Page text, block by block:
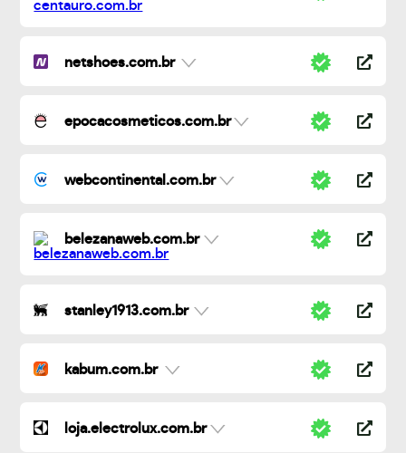
netshoes.com.br
epocacosmeticos.com.br
webcontinental.com.br
belezanaweb.com.br
stanley1913.com.br
kabum.com.br
loja.electrolux.com.br